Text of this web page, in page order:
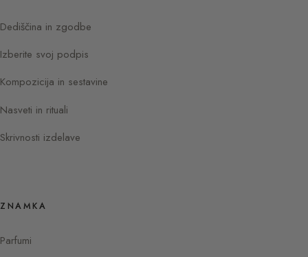
Dediščina in zgodbe
Izberite svoj podpis
Kompozicija in sestavine
Nasveti in rituali
Skrivnosti izdelave
ZNAMKA
Parfumi